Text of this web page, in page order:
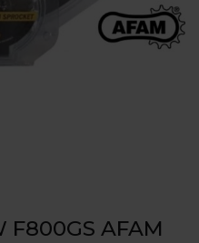
F800GS AFAM